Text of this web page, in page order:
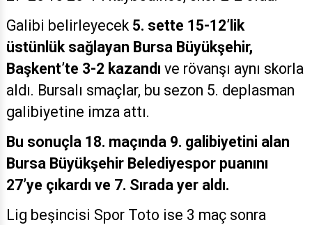
Galibi belirleyecek 5. sette 15-12’lik
üstünlük sağlayan Bursa Büyükşehir,
Başkent’te 3-2 kazandı ve rövanşı aynı skorla
aldı. Bursalı smaçlar, bu sezon 5. deplasman
galibiyetine imza attı.
Bu sonuçla 18. maçında 9. galibiyetini alan
Bursa Büyükşehir Belediyespor puanını
27’ye çıkardı ve 7. Sırada yer aldı.
Lig beşincisi Spor Toto ise 3 maç sonra